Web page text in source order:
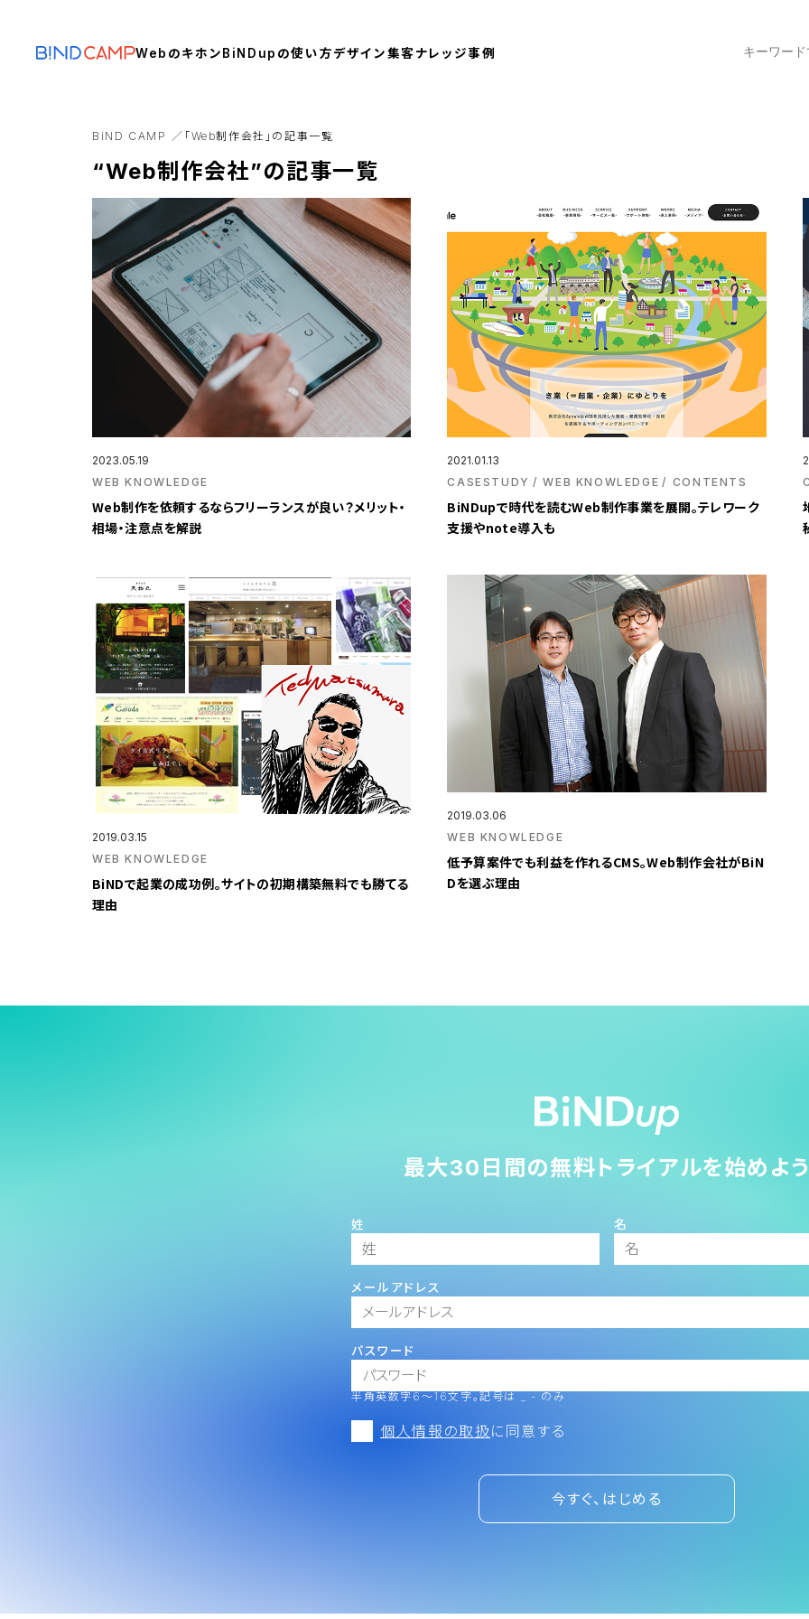
Webのキホン BiNDupの使い方デザイン集客ナレッジ事例
BiND CAMP 「Web制作会社」の記事一覧
“Web制作会社”の記事一覧
2023.05.19
WEB KNOWLEDGE
Web制作を依頼するならフリーランスが良い？メリット・
相場・注意点を解説
2021.01.13
CASESTUDY
WEB KNOWLEDGE CONTENTS
BiNDupで時代を読むWeb制作事業を展開。テレワーク
支援やnote導入も
2019.03.15
WEB KNOWLEDGE
BiNDで起業の成功例。サイトの初期構築無料でも勝てる
理由
2019.03.06
WEB KNOWLEDGE
低予算案件でも利益を作れるCMS。Web制作会社がBiN
Dを選ぶ理由
最大30日間の無料トライアルを始めよ
姓 名
メールアドレス
パスワード
半角英数字6～16文字。記号は _ - のみ
個人情報の取扱に同意する
今すぐ、はじめる